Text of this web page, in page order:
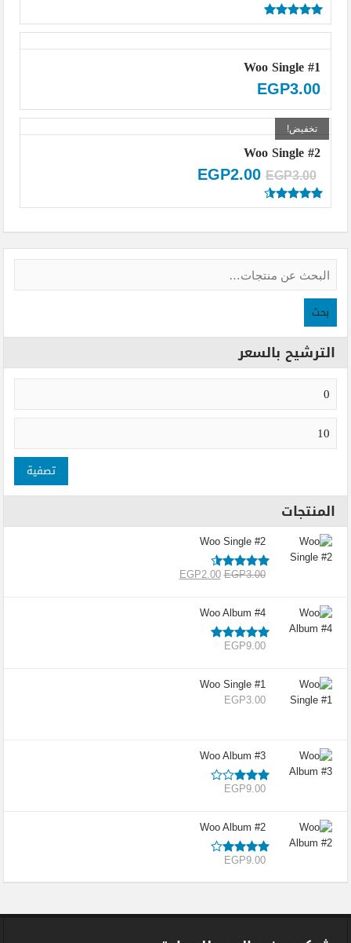
تم التقييم
5.00من 5
Woo Single #1
EGP3.00
تخفيض!
Woo Single #2
EGP3.00
EGP2.00
تم التقييم
5
بحث
الترشيح بالسعر
تصفية
المنتجات
Woo Single #2
تم التقييم
EGP3.00
EGP2.00
Woo Album #4
تم التقييم
EGP9.00
Woo Single #1
EGP3.00
Woo Album #3
تم
من 5
EGP9.00
Woo Album #2
تم
4.00من
EGP9.00